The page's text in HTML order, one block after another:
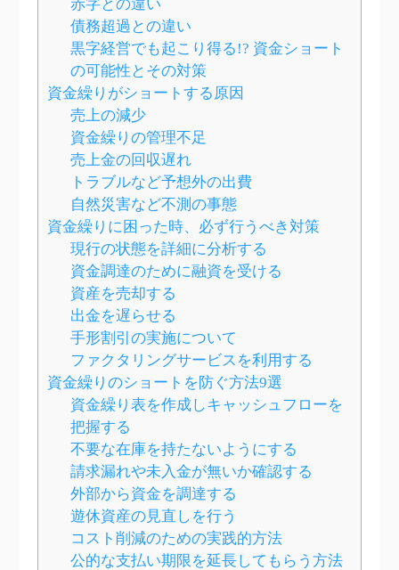
赤字との違い
債務超過との違い
黒字経営でも起こり得る!? 資金ショート
の可能性とその対策
資金繰りがショートする原因
売上の減少
資金繰りの管理不足
売上金の回収遅れ
トラブルなど予想外の出費
自然災害など不測の事態
資金繰りに困った時、必ず行うべき対策
現行の状態を詳細に分析する
資金調達のために融資を受ける
資産を売却する
出金を遅らせる
手形割引の実施について
ファクタリングサービスを利用する
資金繰りのショートを防ぐ方法9選
資金繰り表を作成しキャッシュフローを
把握する
不要な在庫を持たないようにする
請求漏れや未入金が無いか確認する
外部から資金を調達する
遊休資産の見直しを行う
コスト削減のための実践的方法
公的な支払い期限を延長してもらう方法